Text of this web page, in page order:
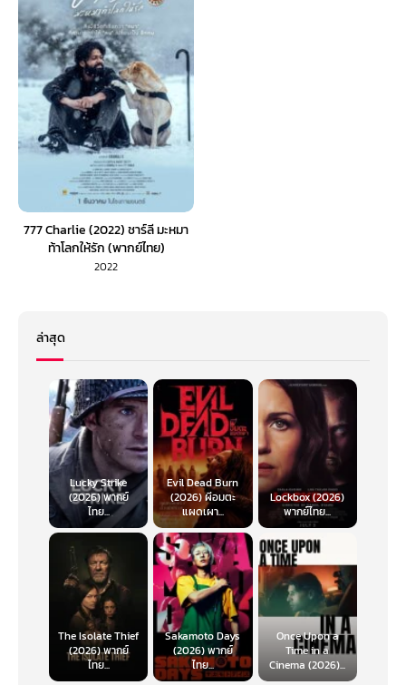
777 Charlie (2022) ชาร์ลี มะหมา
ท้าโลกให้รัก (พากย์ไทย)
2022
ล่าสุด
Lucky Strike
(2026) พากย์
ไทย...
Evil Dead Burn
(2026) ผีอมตะ
แผดเผา...
Lockbox (2026)
พากย์ไทย...
The Isolate Thief
(2026) พากย์
ไทย...
Sakamoto Days
(2026) พากย์
ไทย...
Once Upon a
Time in a
Cinema (2026)...